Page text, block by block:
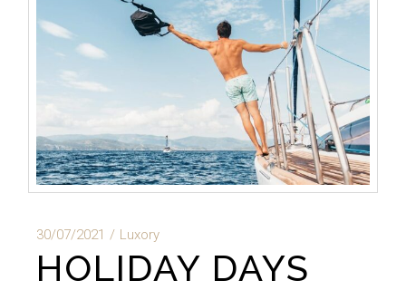
30/07/2021 Luxory
HOLIDAY DAYS